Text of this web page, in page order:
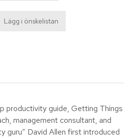
productivity guide, Getting Things
management consultant, and
guru” David Allen first introduced